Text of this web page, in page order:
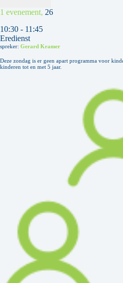
1 evenement, 26
10:30 - 11:45
Eredienst
spreker: Gerard Kramer
Deze zondag is er geen apart programma voor
kinderen tot en met 5 jaar.